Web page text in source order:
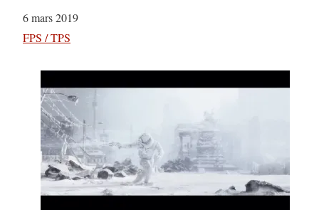
Date
6 mars 2019
Par rapport à
FPS / TPS